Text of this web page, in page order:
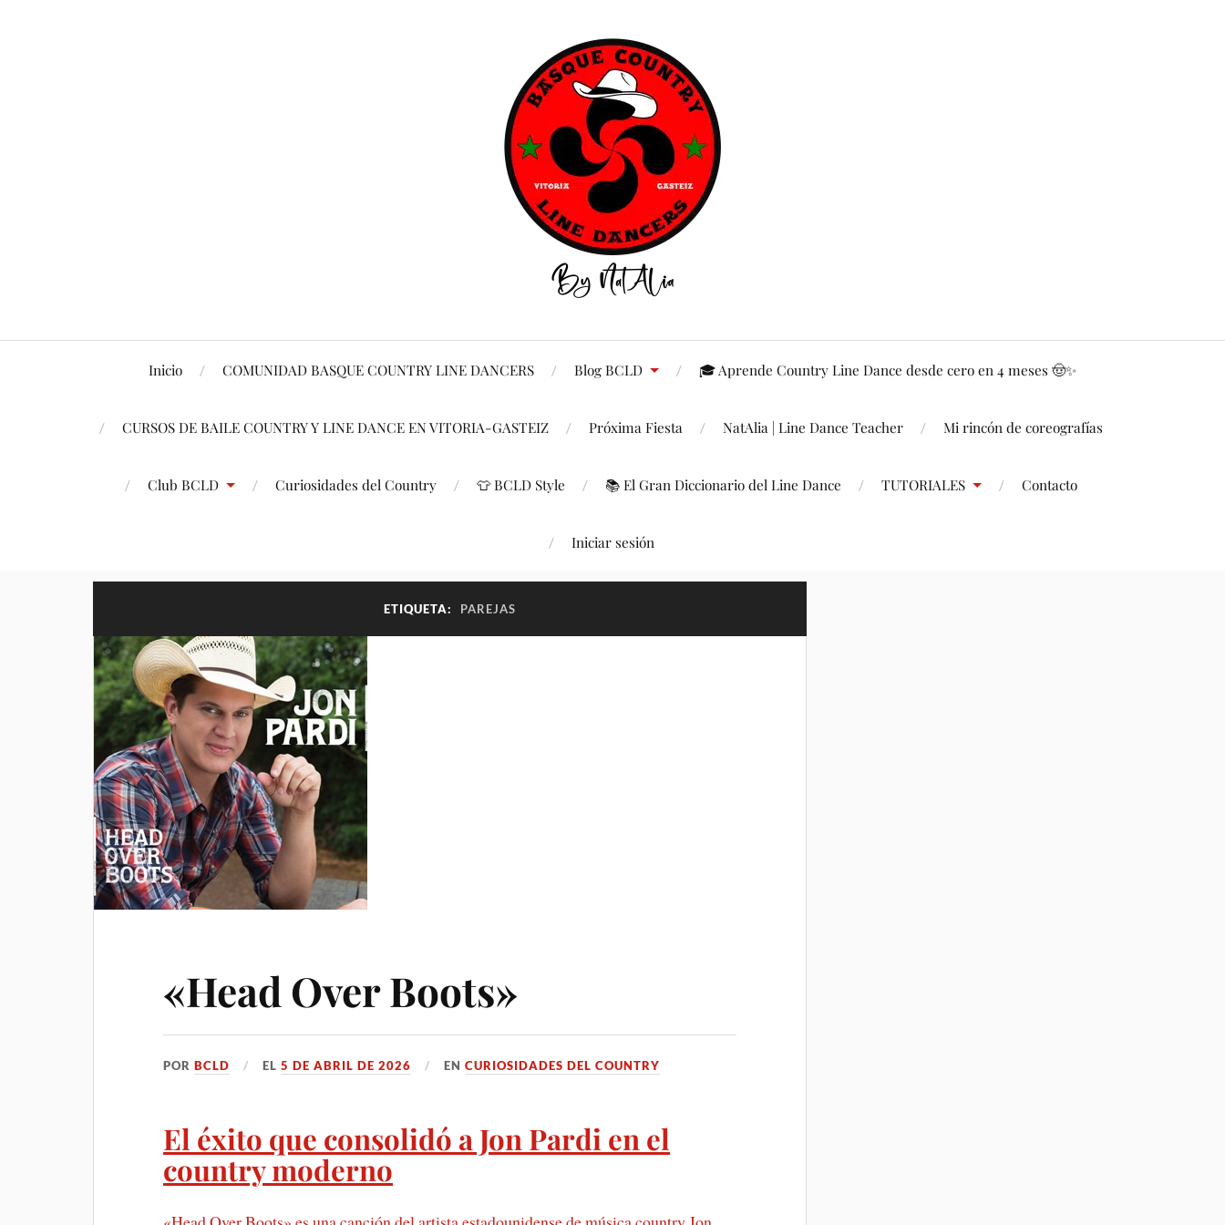
Inicio COMUNIDAD BASQUE COUNTRY LINE DANCERS Blog BCLD 🎓 Aprende Country Line Dance desde cero en 4 meses 🤠✨
CURSOS DE BAILE COUNTRY Y LINE DANCE EN VITORIA-GASTEIZ Próxima Fiesta NatAlia | Line Dance Teacher Mi rincón de coreografías
Club BCLD Curiosidades del Country 👕 BCLD Style 📚 El Gran Diccionario del Line Dance TUTORIALES Contacto
Iniciar sesión
ETIQUETA: PAREJAS
«Head Over Boots»
PORBCLD EL5 DE ABRIL DE 2026 ENCURIOSIDADES DEL COUNTRY
El éxito que consolidó a Jon Pardi en el
country moderno